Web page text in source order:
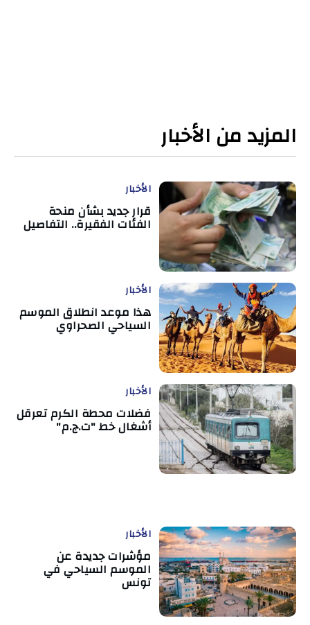
المزيد من الأخبار
الأخبار
قرار جديد بشأن منحة
الفئات الفقيرة.. التفاصيل
الأخبار
هذا موعد انطلاق الموسم
السياحي الصحراوي
الأخبار
فضلات محطة الكرم تعرقل
أشغال خط "ت.ج.م"
الأخبار
مؤشرات جديدة عن
الموسم السياحي في
تونس